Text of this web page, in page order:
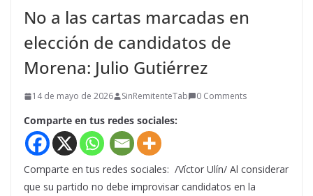
No a las cartas marcadas en
elección de candidatos de
Morena: Julio Gutiérrez
14 de mayo de 2026 SinRemitenteTab 0 Comments
Comparte en tus redes sociales:
Comparte en tus redes sociales: /Víctor Ulín/ Al considerar
que su partido no debe improvisar candidatos en la